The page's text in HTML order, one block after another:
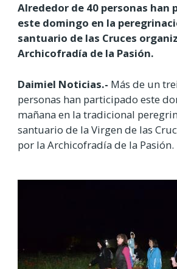
Alrededor de 40 personas han
este domingo en la
santuario de las Cruces
Archicofradía de la Pasión.
Daimiel Noticias.- Más de un
personas han participado este
mañana en la tradicional
santuario de la Virgen de las
por la Archicofradía de la Pasión.